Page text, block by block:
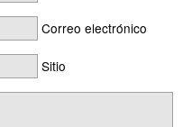
Correo electrónico
Sitio